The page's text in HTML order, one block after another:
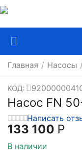
Главная / Насосы /
КОД:
Насос FN
Написать
133 100 Р
В наличии